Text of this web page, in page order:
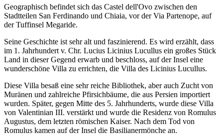
Geographisch befindet sich das Castel dell'Ovo zwischen den
Stadtteilen San Ferdinando und Chiaia, vor der Via Partenope, auf
der Tuffinsel Megaride.
Seine Geschichte ist sehr alt und faszinierend. Es wird erzählt, dass
im 1. Jahrhundert v. Chr. Lucius Licinius Lucullus ein großes Stück
Land in dieser Gegend erwarb und beschloss, auf der Insel eine
wunderschöne Villa zu errichten, die Villa des Licinius Lucullus.
Diese Villa besaß eine sehr reiche Bibliothek, aber auch Zucht von
Muränen und zahlreiche Pfirsichbäume, die aus Persien importiert
wurden. Später, gegen Mitte des 5. Jahrhunderts, wurde diese Villa
von Valentinian III. verstärkt und wurde die Residenz von Romulus
Augustus, dem letzten römischen Kaiser. Nach dem Tod von
Romulus kamen auf der Insel die Basilianermönche an.